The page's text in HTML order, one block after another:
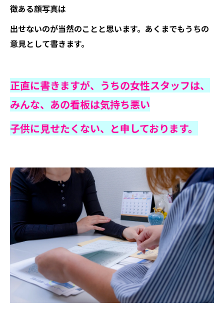
徴ある顔写真は
出せないのが当然のことと思います。あくまでもうちの
意見として書きます。
正直に書きますが、うちの女性スタッフは、
みんな、あの看板は気持ち悪い
子供に見せたくない、と申しております。